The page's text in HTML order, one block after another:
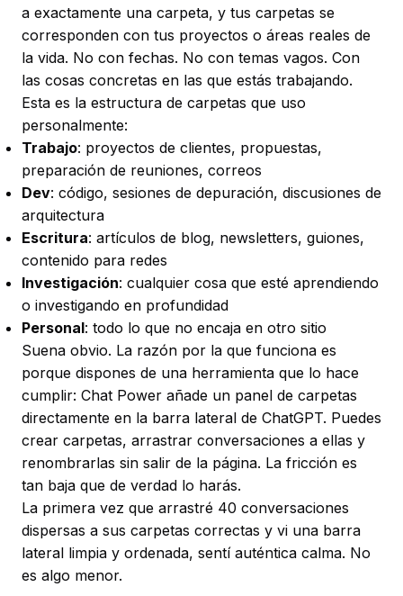
a exactamente una carpeta, y tus carpetas se
corresponden con tus proyectos o áreas reales de
la vida. No con fechas. No con temas vagos. Con
las cosas concretas en las que estás trabajando.
Esta es la estructura de carpetas que uso
personalmente:
Trabajo: proyectos de clientes, propuestas,
preparación de reuniones, correos
Dev: código, sesiones de depuración, discusiones de
arquitectura
Escritura: artículos de blog, newsletters, guiones,
contenido para redes
Investigación: cualquier cosa que esté aprendiendo
o investigando en profundidad
Personal: todo lo que no encaja en otro sitio
Suena obvio. La razón por la que funciona es
porque dispones de una herramienta que lo hace
cumplir: Chat Power añade un panel de carpetas
directamente en la barra lateral de ChatGPT. Puedes
crear carpetas, arrastrar conversaciones a ellas y
renombrarlas sin salir de la página. La fricción es
tan baja que de verdad lo harás.
La primera vez que arrastré 40 conversaciones
dispersas a sus carpetas correctas y vi una barra
lateral limpia y ordenada, sentí auténtica calma. No
es algo menor.